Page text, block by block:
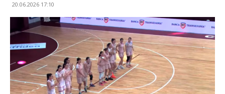
20.06.2026 17:10